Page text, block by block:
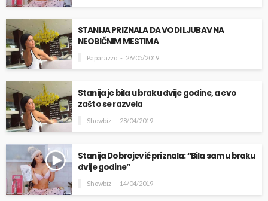
STANIJA PRIZNALA DA VODI LJUBAV NA
NEOBIČNIM MESTIMA
Paparazzo 26/05/2019
Stanija je bila u braku dvije godine, a evo
zašto se razvela
Showbiz 28/04/2019
Stanija Dobrojević priznala: “Bila sam u braku
dvije godine”
Showbiz 14/04/2019